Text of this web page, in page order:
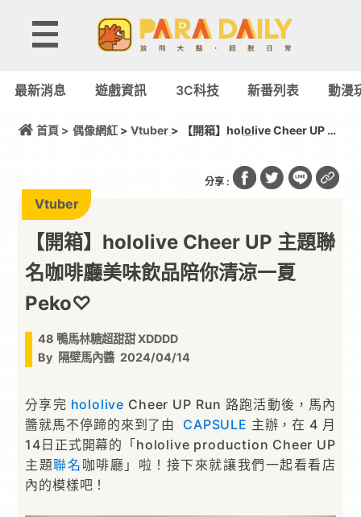
最新消息 遊戲資訊 3C科技 新番列表 動漫
首頁 > 偶像網紅> Vtuber> 【開箱】hololive Cheer UP 主
分享 :
Vtuber
【開箱】hololive Cheer UP 主題聯
名咖啡廳美味飲品陪你清涼一夏
Peko♡
48 鴨馬林糖超甜甜 XDDDD
By 隔壁馬內醬 2024/04/14
分享完 hololive Cheer UP Run 路跑活動後，馬內
醬就馬不停蹄的來到了由 CAPSULE 主辦，在 4 月
14日正式開幕的「hololive production Cheer UP
主題聯名 咖啡廳」啦！接下來就讓我們一起看看店
內的模樣吧！